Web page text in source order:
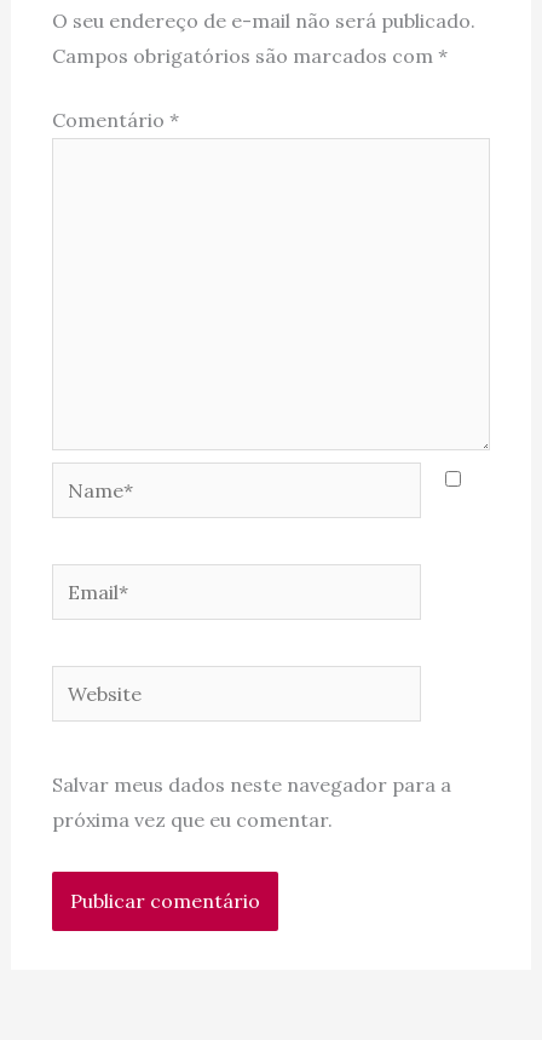
O seu endereço de e-mail não será publicado.
Campos obrigatórios são marcados com *
Comentário *
Name*
Email*
Website
Salvar meus dados neste navegador para a
próxima vez que eu comentar.